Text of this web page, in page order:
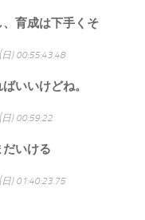
育成は下手くそ
) 00:55:43.48
いいけどね。
) 00:59:22
いける
) 01:40:23.75